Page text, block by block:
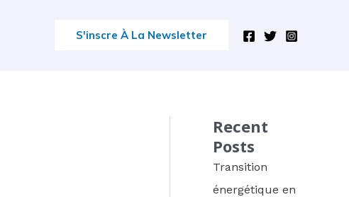
S'inscre À La Newsletter
Recent
Posts
Transition
énergétique en